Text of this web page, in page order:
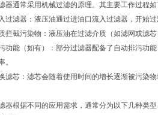
通常采用机械过滤的原理。其主要工作过程如
滤器：液压油通过进油口流入过滤器，开始过
截污染物：液压油在过滤介质（如滤网或滤芯
能（如有）：部分过滤器配备了自动排污功能
。
芯：滤芯会随着使用时间的增长逐渐被污染物
根据不同的应用需求，通常分为以下几种类型